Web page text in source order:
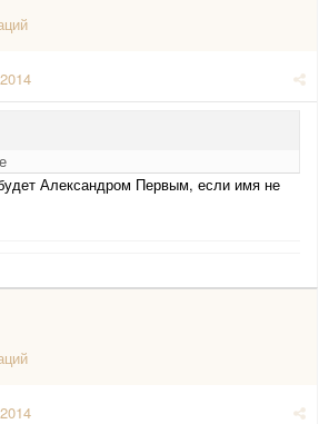
Александром Первым, если имя не